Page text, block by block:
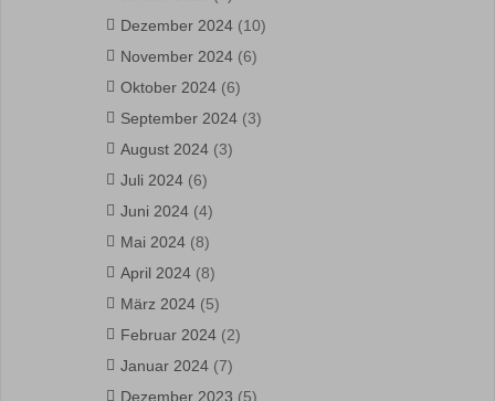
Dezember 2024 (10)
November 2024 (6)
Oktober 2024 (6)
September 2024 (3)
August 2024 (3)
Juli 2024 (6)
Juni 2024 (4)
Mai 2024 (8)
April 2024 (8)
März 2024 (5)
Februar 2024 (2)
Januar 2024 (7)
Dezember 2023 (5)